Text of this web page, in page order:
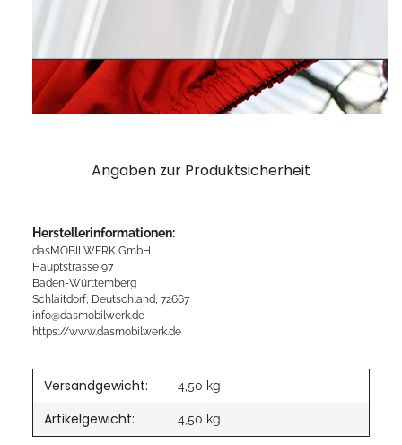
Angaben zur Produktsicherheit
Herstellerinformationen:
dasMOBILWERK GmbH
Hauptstrasse 97
Baden-Württemberg
Schlaitdorf, Deutschland, 72667
info@dasmobilwerk.de
https://www.dasmobilwerk.de
Versandgewicht: 4,50 kg
Artikelgewicht: 4,50 kg